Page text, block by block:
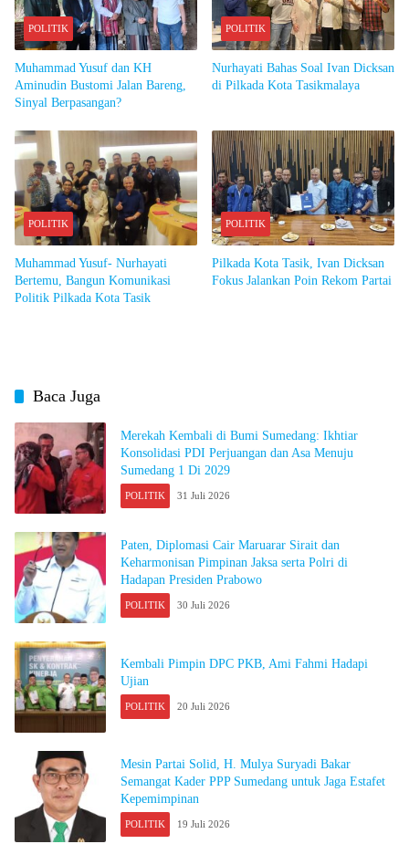
POLITIK
Muhammad Yusuf dan KH
Aminudin Bustomi Jalan Bareng,
Sinyal Berpasangan?
POLITIK
Nurhayati Bahas Soal Ivan Dicksan
di Pilkada Kota Tasikmalaya
POLITIK
Muhammad Yusuf- Nurhayati
Bertemu, Bangun Komunikasi
Politik Pilkada Kota Tasik
POLITIK
Pilkada Kota Tasik, Ivan Dicksan
Fokus Jalankan Poin Rekom Partai
Baca Juga
Merekah Kembali di Bumi Sumedang: Ikhtiar
Konsolidasi PDI Perjuangan dan Asa Menuju
Sumedang 1 Di 2029
POLITIK 31 Juli 2026
Paten, Diplomasi Cair Maruarar Sirait dan
Keharmonisan Pimpinan Jaksa serta Polri di
Hadapan Presiden Prabowo
POLITIK 30 Juli 2026
Kembali Pimpin DPC PKB, Ami Fahmi Hadapi
Ujian
POLITIK 20 Juli 2026
Mesin Partai Solid, H. Mulya Suryadi Bakar
Semangat Kader PPP Sumedang untuk Jaga Estafet
Kepemimpinan
POLITIK 19 Juli 2026